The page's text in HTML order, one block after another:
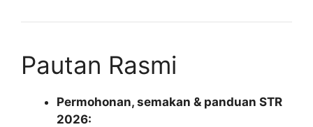
Pautan Rasmi
Permohonan, semakan & panduan STR
2026: